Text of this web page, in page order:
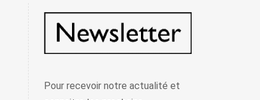
Pour recevoir notre actualité et